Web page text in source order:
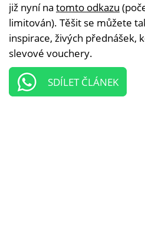
již nyní na tomto odkazu
limitován). Těšit se můžete
inspirace, živých přednášek,
slevové vouchery.
SDÍLET ČLÁNEK